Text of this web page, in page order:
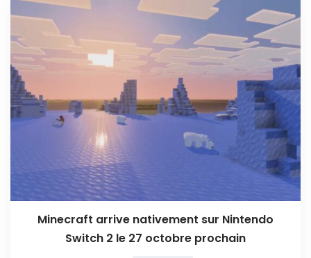
Minecraft arrive nativement sur Nintendo
Switch 2 le 27 octobre prochain